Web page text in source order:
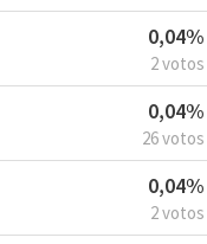
0,04%
2 votos
0,04%
26 votos
0,04%
2 votos